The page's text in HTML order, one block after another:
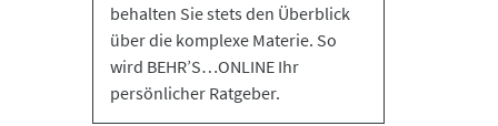
behalten Sie stets den Überblick
über die komplexe Materie. So
wird BEHR’S…ONLINE Ihr
persönlicher Ratgeber.